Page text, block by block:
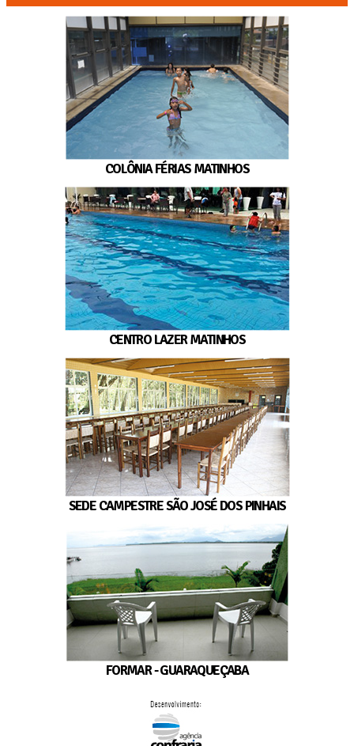
COLÔNIA FÉRIAS MATINHOS
CENTRO LAZER MATINHOS
SEDE CAMPESTRE SÃO JOSÉ DOS PINHAIS
FORMAR - GUARAQUEÇABA